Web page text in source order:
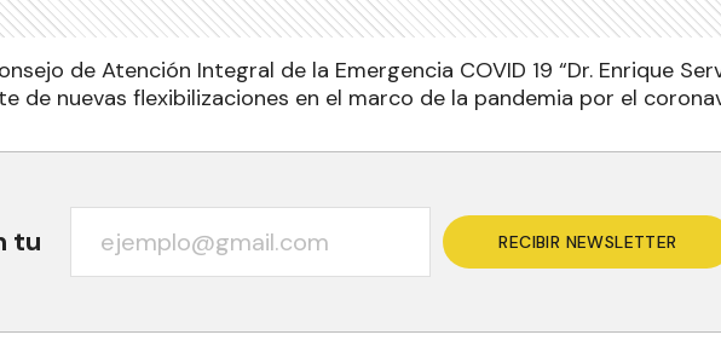
de Atención Integral de la Emergencia COVID 19 “Dr. Enrique
de nuevas flexibilizaciones en el marco de la pandemia por el
tu RECIBIR NEWSLETTER